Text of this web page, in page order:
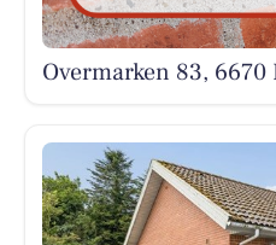
Overmarken 83, 6670